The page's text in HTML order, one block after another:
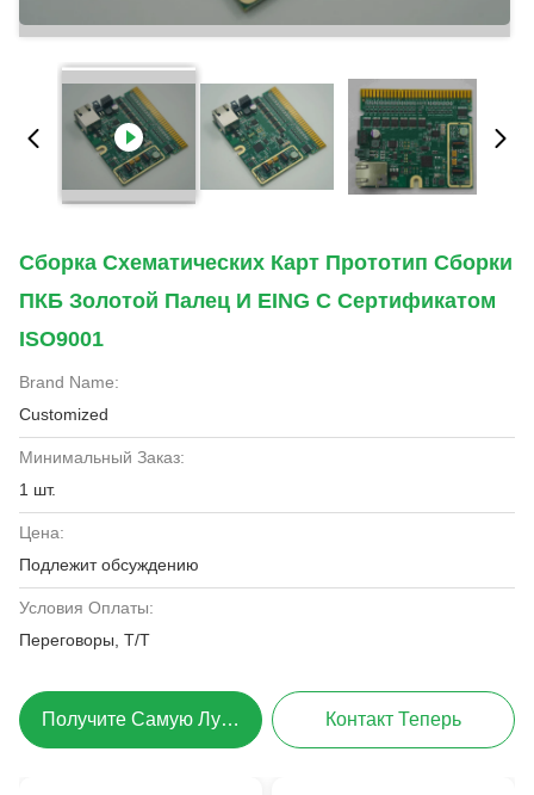
Сборка Схематических Карт Прототип Сборки
ПКБ Золотой Палец И EING С Сертификатом
ISO9001
Brand Name:
Customized
Минимальный Заказ:
1 шт.
Цена:
Подлежит обсуждению
Условия Оплаты:
Переговоры, T/T
Получите Самую Лучшую Цену Контакт Теперь